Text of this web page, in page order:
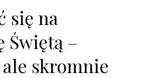
się na
Świętą –
skromnie